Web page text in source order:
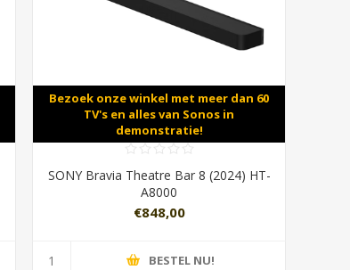
Bezoek onze winkel met meer dan 60
TV's en alles van Sonos in
demonstratie!
SONY Bravia Theatre Bar 8 (2024) HT-
A8000
€848,00
BESTEL NU!